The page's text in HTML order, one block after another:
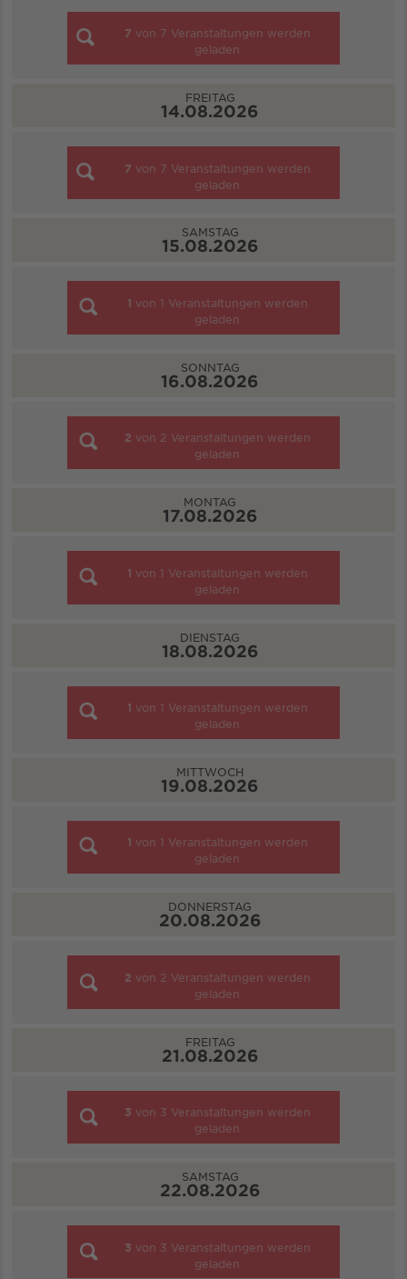
7 von 7 Veranstaltungen werden
geladen
FREITAG
14.08.2026
7 von 7 Veranstaltungen werden
geladen
SAMSTAG
15.08.2026
1 von 1 Veranstaltungen werden
geladen
SONNTAG
16.08.2026
2 von 2 Veranstaltungen werden
geladen
MONTAG
17.08.2026
1 von 1 Veranstaltungen werden
geladen
DIENSTAG
18.08.2026
1 von 1 Veranstaltungen werden
geladen
MITTWOCH
19.08.2026
1 von 1 Veranstaltungen werden
geladen
DONNERSTAG
20.08.2026
2 von 2 Veranstaltungen werden
geladen
FREITAG
21.08.2026
3 von 3 Veranstaltungen werden
geladen
SAMSTAG
22.08.2026
3 von 3 Veranstaltungen werden
geladen